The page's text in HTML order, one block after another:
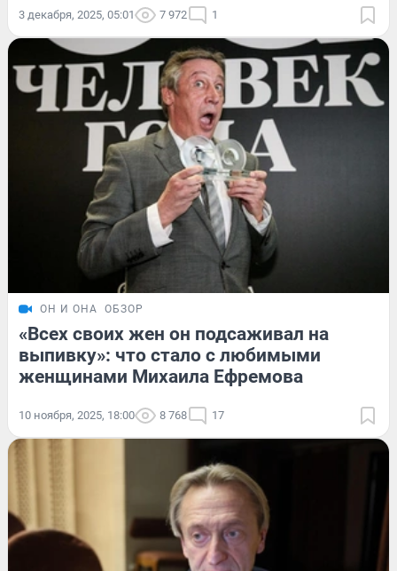
3 декабря, 2025, 05:01 7 972 1
ОН И ОНА ОБЗОР
«Всех своих жен он подсаживал на
выпивку»: что стало с любимыми
женщинами Михаила Ефремова
10 ноября, 2025, 18:00 8 768 17